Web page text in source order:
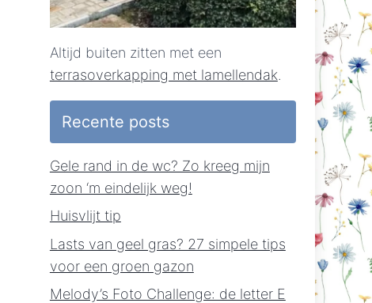
Altijd buiten zitten met een
terrasoverkapping met lamellendak.
Recente posts
Gele rand in de wc? Zo kreeg mijn
zoon ‘m eindelijk weg!
Huisvlijt tip
Lasts van geel gras? 27 simpele tips
voor een groen gazon
Melody’s Foto Challenge: de letter E